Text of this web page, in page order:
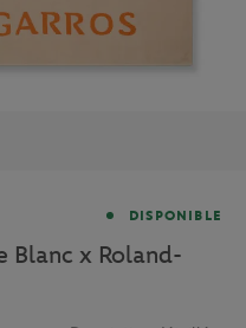
DISPONIBLE
Blanc x Roland-